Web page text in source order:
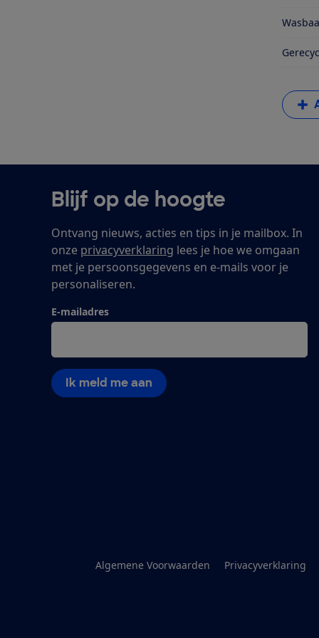
Blijf op de hoogte
Ontvang nieuws, acties en tips in je mailbox. In
onze privacyverklaring lees je hoe we omgaan
met je persoonsgegevens en e-mails voor je
personaliseren.
E-mailadres
Ik meld me aan
Algemene Voorwaarden Privacyverklaring